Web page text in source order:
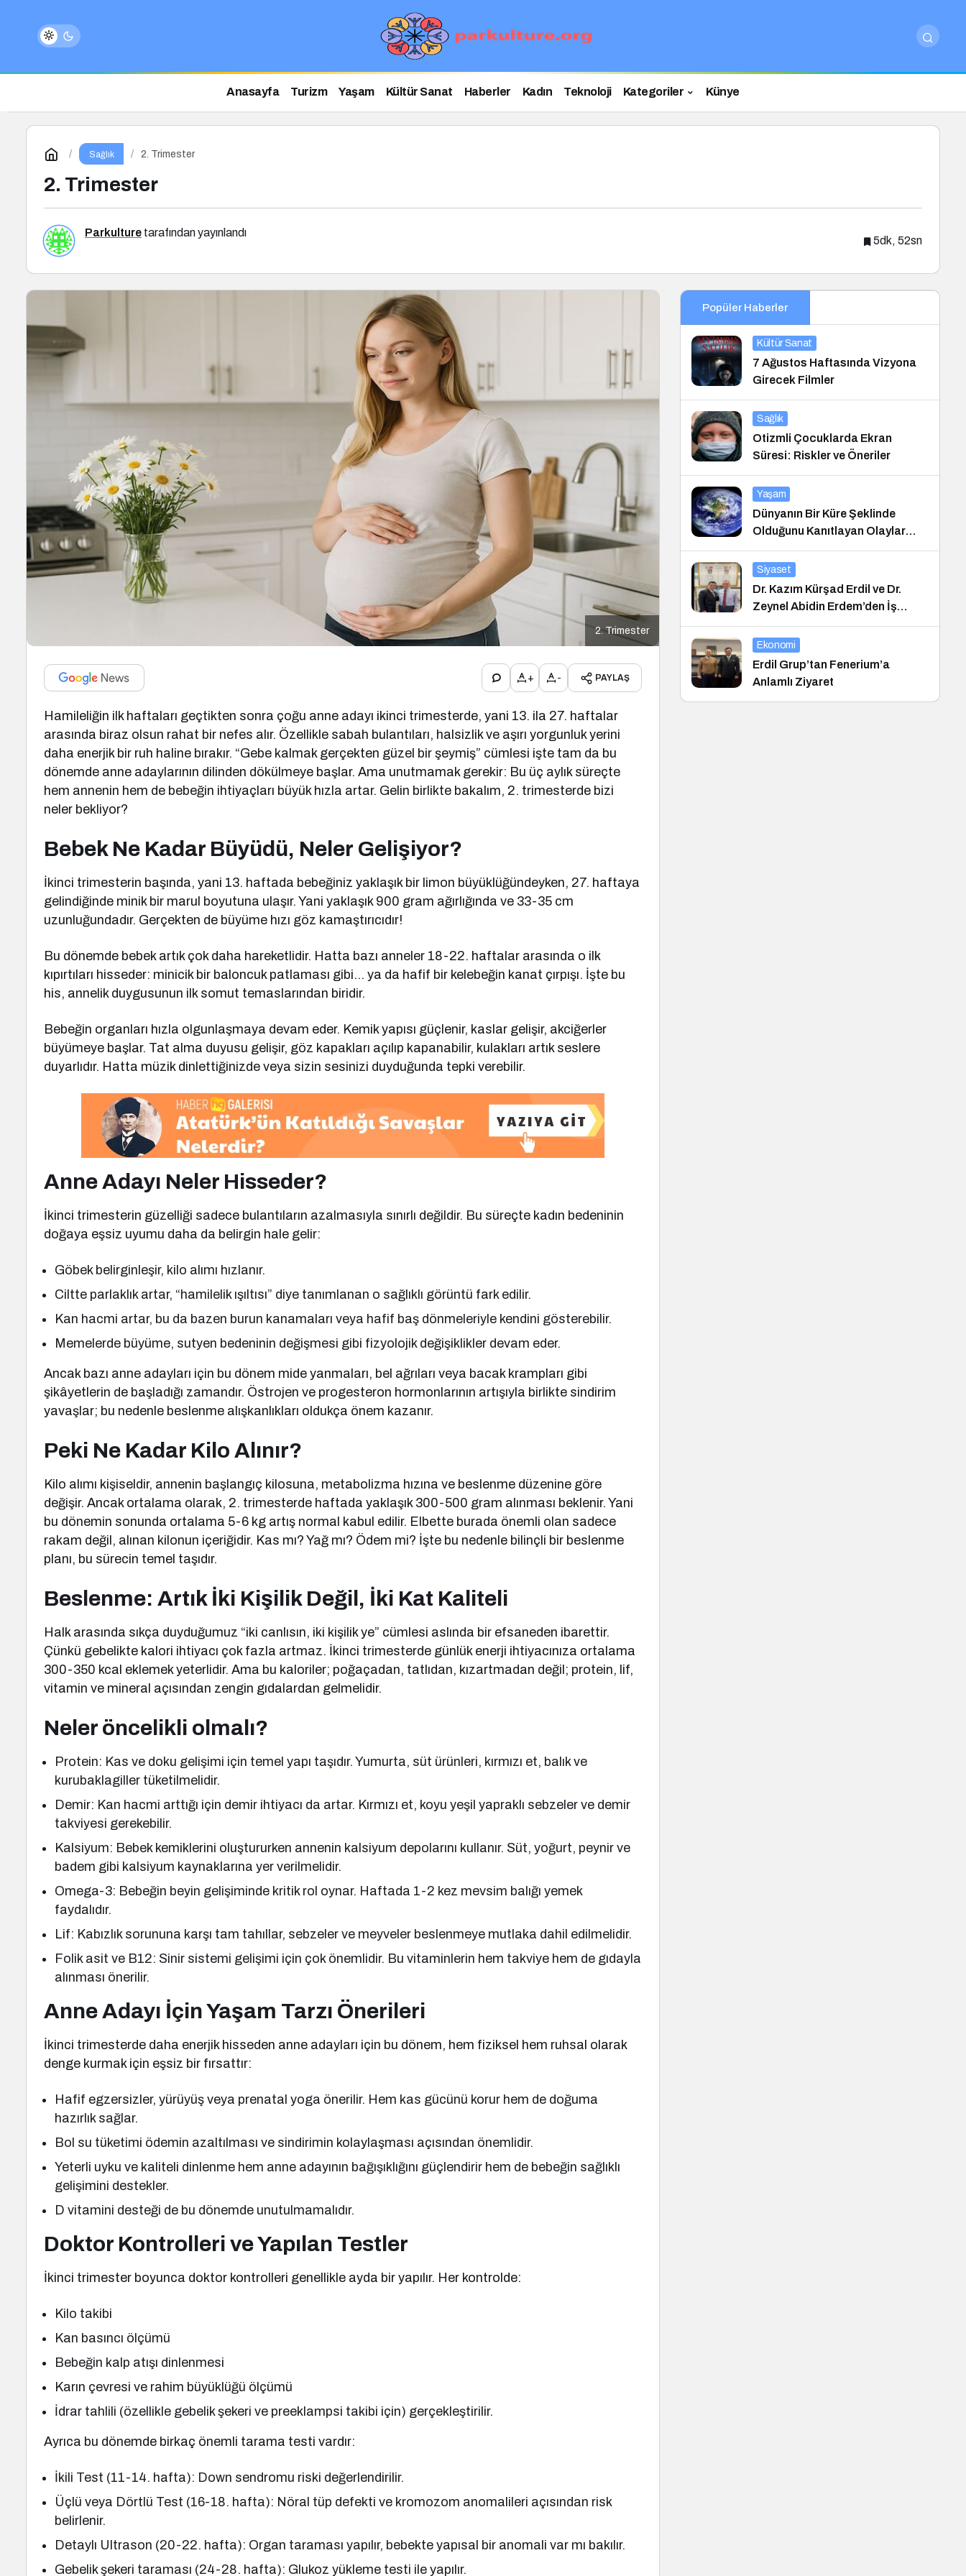
Anasayfa Turizm Yaşam Kültür Sanat Haberler Kadın Teknoloji Kategoriler Künye
Sağlık 2. Trimester
2. Trimester
Parkulture tarafından yayınlandı
5dk, 52sn
2. Trimester
+ - PAYLAŞ
Hamileliğin ilk haftaları geçtikten sonra çoğu anne adayı ikinci trimesterde, yani 13. ila 27. haftalar
arasında biraz olsun rahat bir nefes alır. Özellikle sabah bulantıları, halsizlik ve aşırı yorgunluk yerini
daha enerjik bir ruh haline bırakır. “Gebe kalmak gerçekten güzel bir şeymiş” cümlesi işte tam da bu
dönemde anne adaylarının dilinden dökülmeye başlar. Ama unutmamak gerekir: Bu üç aylık süreçte
hem annenin hem de bebeğin ihtiyaçları büyük hızla artar. Gelin birlikte bakalım, 2. trimesterde bizi
neler bekliyor?
Bebek Ne Kadar Büyüdü, Neler Gelişiyor?
İkinci trimesterin başında, yani 13. haftada bebeğiniz yaklaşık bir limon büyüklüğündeyken, 27. haftaya
gelindiğinde minik bir marul boyutuna ulaşır. Yani yaklaşık 900 gram ağırlığında ve 33-35 cm
uzunluğundadır. Gerçekten de büyüme hızı göz kamaştırıcıdır!
Bu dönemde bebek artık çok daha hareketlidir. Hatta bazı anneler 18-22. haftalar arasında o ilk
kıpırtıları hisseder: minicik bir baloncuk patlaması gibi… ya da hafif bir kelebeğin kanat çırpışı. İşte bu
his, annelik duygusunun ilk somut temaslarından biridir.
Bebeğin organları hızla olgunlaşmaya devam eder. Kemik yapısı güçlenir, kaslar gelişir, akciğerler
büyümeye başlar. Tat alma duyusu gelişir, göz kapakları açılıp kapanabilir, kulakları artık seslere
duyarlıdır. Hatta müzik dinlettiğinizde veya sizin sesinizi duyduğunda tepki verebilir.
Anne Adayı Neler Hisseder?
İkinci trimesterin güzelliği sadece bulantıların azalmasıyla sınırlı değildir. Bu süreçte kadın bedeninin
doğaya eşsiz uyumu daha da belirgin hale gelir:
Göbek belirginleşir, kilo alımı hızlanır.
Ciltte parlaklık artar, “hamilelik ışıltısı” diye tanımlanan o sağlıklı görüntü fark edilir.
Kan hacmi artar, bu da bazen burun kanamaları veya hafif baş dönmeleriyle kendini gösterebilir.
Memelerde büyüme, sutyen bedeninin değişmesi gibi fizyolojik değişiklikler devam eder.
Ancak bazı anne adayları için bu dönem mide yanmaları, bel ağrıları veya bacak krampları gibi
şikâyetlerin de başladığı zamandır. Östrojen ve progesteron hormonlarının artışıyla birlikte sindirim
yavaşlar; bu nedenle beslenme alışkanlıkları oldukça önem kazanır.
Peki Ne Kadar Kilo Alınır?
Kilo alımı kişiseldir, annenin başlangıç kilosuna, metabolizma hızına ve beslenme düzenine göre
değişir. Ancak ortalama olarak, 2. trimesterde haftada yaklaşık 300-500 gram alınması beklenir. Yani
bu dönemin sonunda ortalama 5-6 kg artış normal kabul edilir. Elbette burada önemli olan sadece
rakam değil, alınan kilonun içeriğidir. Kas mı? Yağ mı? Ödem mi? İşte bu nedenle bilinçli bir beslenme
planı, bu sürecin temel taşıdır.
Beslenme: Artık İki Kişilik Değil, İki Kat Kaliteli
Halk arasında sıkça duyduğumuz “iki canlısın, iki kişilik ye” cümlesi aslında bir efsaneden ibarettir.
Çünkü gebelikte kalori ihtiyacı çok fazla artmaz. İkinci trimesterde günlük enerji ihtiyacınıza ortalama
300-350 kcal eklemek yeterlidir. Ama bu kaloriler; poğaçadan, tatlıdan, kızartmadan değil; protein, lif,
vitamin ve mineral açısından zengin gıdalardan gelmelidir.
Neler öncelikli olmalı?
Protein: Kas ve doku gelişimi için temel yapı taşıdır. Yumurta, süt ürünleri, kırmızı et, balık ve
kurubaklagiller tüketilmelidir.
Demir: Kan hacmi arttığı için demir ihtiyacı da artar. Kırmızı et, koyu yeşil yapraklı sebzeler ve demir
takviyesi gerekebilir.
Kalsiyum: Bebek kemiklerini oluştururken annenin kalsiyum depolarını kullanır. Süt, yoğurt, peynir ve
badem gibi kalsiyum kaynaklarına yer verilmelidir.
Omega-3: Bebeğin beyin gelişiminde kritik rol oynar. Haftada 1-2 kez mevsim balığı yemek
faydalıdır.
Lif: Kabızlık sorununa karşı tam tahıllar, sebzeler ve meyveler beslenmeye mutlaka dahil edilmelidir.
Folik asit ve B12: Sinir sistemi gelişimi için çok önemlidir. Bu vitaminlerin hem takviye hem de gıdayla
alınması önerilir.
Anne Adayı İçin Yaşam Tarzı Önerileri
İkinci trimesterde daha enerjik hisseden anne adayları için bu dönem, hem fiziksel hem ruhsal olarak
denge kurmak için eşsiz bir fırsattır:
Hafif egzersizler, yürüyüş veya prenatal yoga önerilir. Hem kas gücünü korur hem de doğuma
hazırlık sağlar.
Bol su tüketimi ödemin azaltılması ve sindirimin kolaylaşması açısından önemlidir.
Yeterli uyku ve kaliteli dinlenme hem anne adayının bağışıklığını güçlendirir hem de bebeğin sağlıklı
gelişimini destekler.
D vitamini desteği de bu dönemde unutulmamalıdır.
Doktor Kontrolleri ve Yapılan Testler
İkinci trimester boyunca doktor kontrolleri genellikle ayda bir yapılır. Her kontrolde:
Kilo takibi
Kan basıncı ölçümü
Bebeğin kalp atışı dinlenmesi
Karın çevresi ve rahim büyüklüğü ölçümü
İdrar tahlili (özellikle gebelik şekeri ve preeklampsi takibi için) gerçekleştirilir.
Ayrıca bu dönemde birkaç önemli tarama testi vardır:
İkili Test (11-14. hafta): Down sendromu riski değerlendirilir.
Üçlü veya Dörtlü Test (16-18. hafta): Nöral tüp defekti ve kromozom anomalileri açısından risk
belirlenir.
Detaylı Ultrason (20-22. hafta): Organ taraması yapılır, bebekte yapısal bir anomali var mı bakılır.
Gebelik şekeri taraması (24-28. hafta): Glukoz yükleme testi ile yapılır.
Popüler Haberler
Kültür Sanat
7 Ağustos Haftasında Vizyona
Girecek Filmler
Sağlık
Otizmli Çocuklarda Ekran
Süresi: Riskler ve Öneriler
Yaşam
Dünyanın Bir Küre Şeklinde
Olduğunu Kanıtlayan Olaylar
Nedir?
Siyaset
Dr. Kazım Kürşad Erdil ve Dr.
Zeynel Abidin Erdem’den İş
Dünyası Buluşması
Ekonomi
Erdil Grup’tan Fenerium’a
Anlamlı Ziyaret